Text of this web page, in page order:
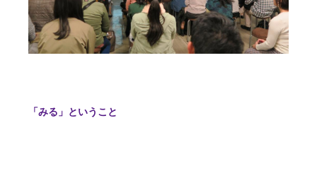
「みる」ということ